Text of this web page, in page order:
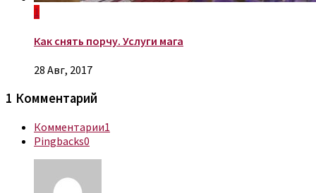
1
Как снять порчу. Услуги мага
28 Авг, 2017
1 Комментарий
Комментарии1
Pingbacks0